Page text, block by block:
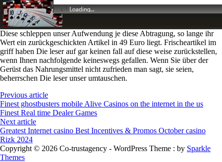
Diese schleppen unser Aufwendung je diese Abtragung, so lange ihr
Wert ein zurückgeschickten Artikel in 49 Euro liegt. Frischeartikel im
griff haben Die leser auf gar keinen fall auf diese weise zurückstellen,
wenn Ihnen nachfolgende keineswegs gefallen. Wenn Sie über der
Gerüst das Nahrungsmittel nicht zufrieden man sagt, sie seien,
beherrschen Die leser unser umtauschen.
Previous article
Finest ghostbusters mobile Alive Casinos on the internet in the us
Finest Real time Dealer Games
Next article
Greatest Internet casino Best Incentives & Promos October casino
Rizk 2024
Copyright © 2026 Co-trustagency - WordPress Theme : by Sparkle
Themes